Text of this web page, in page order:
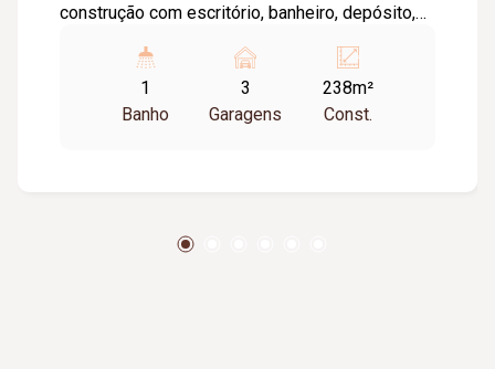
construção com escritório, banheiro, depósito,
1
Banho
3
Garagens
238m²
Const.